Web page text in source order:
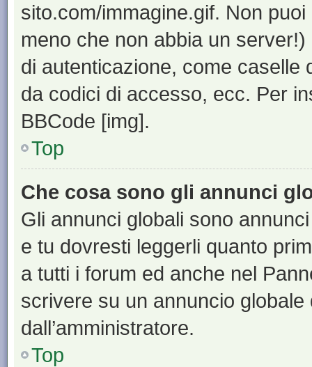
sito.com/immagine.gif. Non
meno che non abbia un
di autenticazione, come caselle
da codici di accesso, ecc. Per
BBCode [img].
Top
Che cosa sono gli annunci
Gli annunci globali sono
e tu dovresti leggerli quanto
a tutti i forum ed anche nel
scrivere su un annuncio
dall’amministratore.
Top